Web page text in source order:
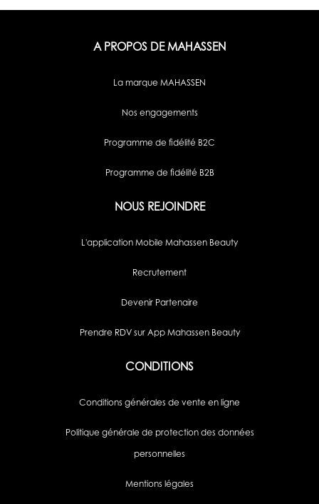
A PROPOS DE MAHASSEN
La marque MAHASSEN
Nos engagements
Programme de fidélité B2C
Programme de fidélité B2B
NOUS REJOINDRE
L'application Mobile Mahassen Beauty
Recrutement
Devenir Partenaire
Prendre RDV sur App Mahassen Beauty
CONDITIONS
Conditions générales de vente en ligne
Politique générale de protection des données
personnelles
Mentions légales